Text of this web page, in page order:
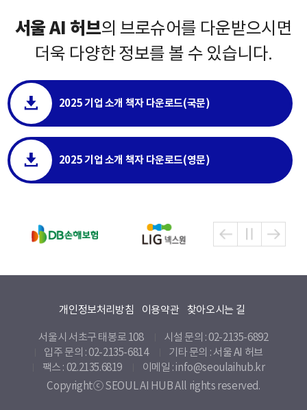
서울 AI 허브의 브로슈어를 다운받으시면
더욱 다양한 정보를 볼 수 있습니다.
2025 기업 소개 책자 다운로드(국문)
2025 기업 소개 책자 다운로드(영문)
개인정보처리방침 이용약관 찾아오시는 길
서울시 서초구 태봉로 108
시설 문의 : 02-2135-6892
입주 문의 : 02-2135-6814
기타 문의 :서울 AI 허브
팩스 : 02.2135.6819
이메일 : info@seoulaihub.kr
Copyrightⓒ SEOUL AI HUB All rights reserved.